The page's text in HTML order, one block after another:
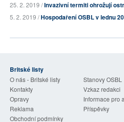
25. 2. 2019 /Invazivní termiti ohrožují
5. 2. 2019 /Hospodaření OSBL v lednu
Britské listy
O nás - Britské listy
Stanovy OSBL
Kontakty
Vzkaz redakci
Opravy
Informace pro
Reklama
Příspěvky
Obchodní podmínky